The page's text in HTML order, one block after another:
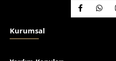
Kurumsal